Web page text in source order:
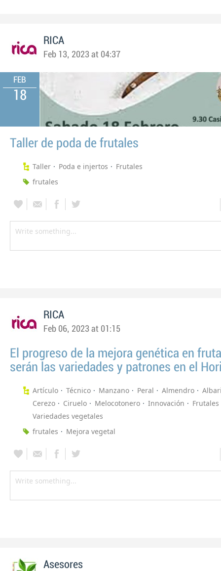
RICA
Feb 13, 2023 at 04:37
FEB
18
Taller de poda de frutales
Taller Poda e injertos
Frutales
frutales
RICA
Feb 06, 2023 at 01:15
El progreso de la mejora genética en
serán las variedades y patrones en el
Artículo Técnico Manzano Peral Almendro
Cerezo
Ciruelo Melocotonero Innovación
Frutales
Variedades vegetales
frutales
Mejora vegetal
Asesores